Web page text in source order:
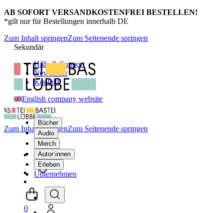
AB SOFORT VERSANDKOSTENFREI BESTELLEN!
*gilt nur für Bestellungen innerhalb DE
Zum Inhalt springenZum Seitenende springen
Sekundär
Hilfe & Support
Newsletter
Kontakt
English company website
Bücher
Audio
Merch
Autor:innen
Erleben
Unternehmen
Zum Inhalt springenZum Seitenende springen
0